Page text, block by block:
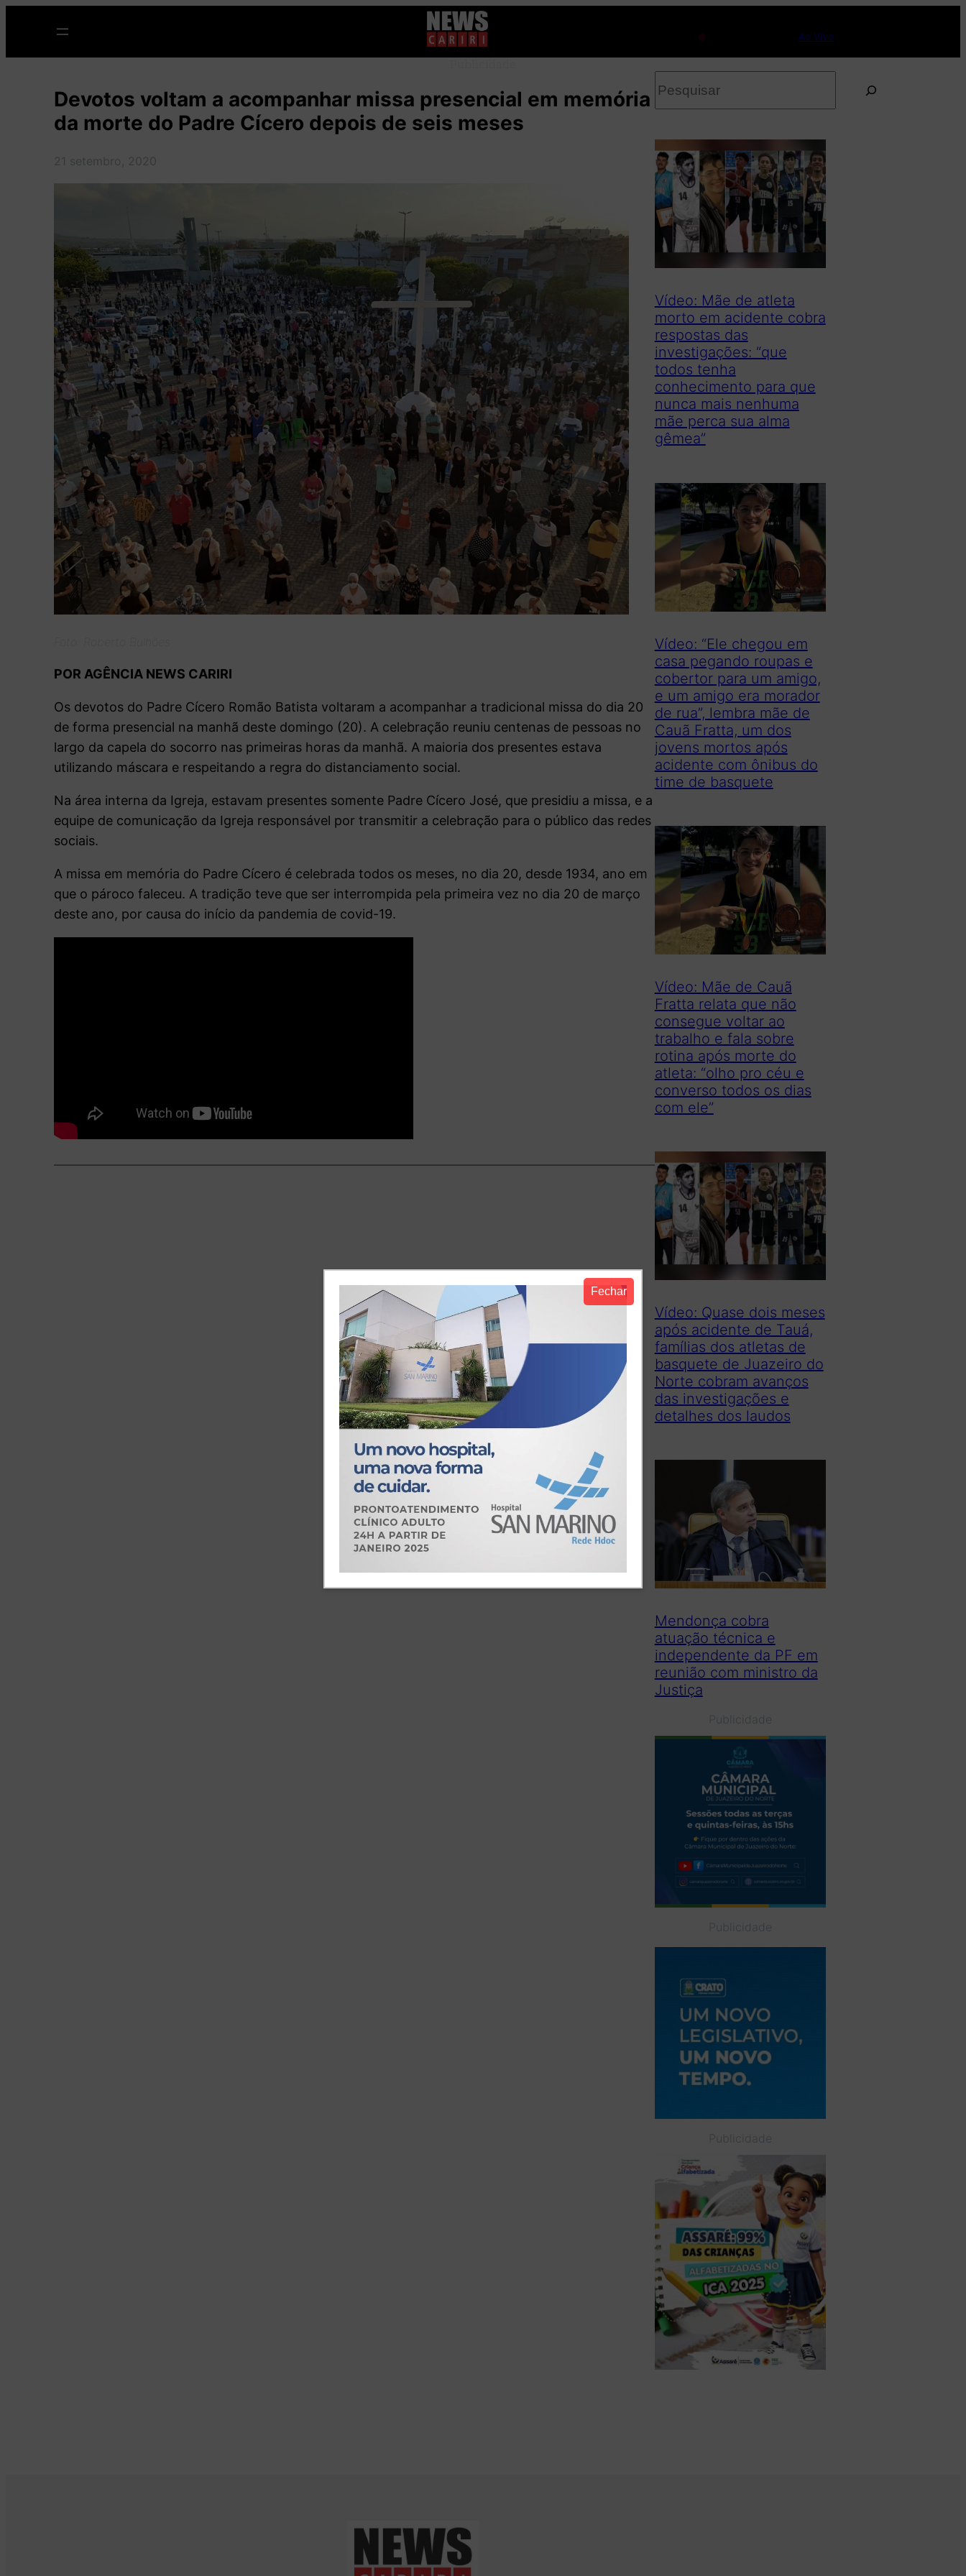
o
Ao Vivo
Fechar
Devotos voltam a acompanhar missa presencial em memória
da morte do Padre Cícero depois de seis meses
21 setembro, 2020
POR AGÊNCIA NEWS CARIRI
Os devotos do Padre Cícero Romão Batista voltaram a acompanhar a tradicional missa do dia 20
de forma presencial na manhã deste domingo (20). A celebração reuniu centenas de pessoas no
largo da capela do socorro nas primeiras horas da manhã. A maioria dos presentes estava
utilizando máscara e respeitando a regra do distanciamento social.
Na área interna da Igreja, estavam presentes somente Padre Cícero José, que presidiu a missa, e a
equipe de comunicação da Igreja responsável por transmitir a celebração para o público das redes
sociais.
A missa em memória do Padre Cícero é celebrada todos os meses, no dia 20, desde 1934, ano em
que o pároco faleceu. A tradição teve que ser interrompida pela primeira vez no dia 20 de março
deste ano, por causa do início da pandemia de covid-19.
u
i
s
a
Vídeo: Mãe de atleta
morto em acidente cobra
respostas das
investigações: “que
todos tenha
conhecimento para que
nunca mais nenhuma
mãe perca sua alma
gêmea”
Vídeo: “Ele chegou em
casa pegando roupas e
cobertor para um amigo,
e um amigo era morador
de rua”, lembra mãe de
Cauã Fratta, um dos
jovens mortos após
acidente com ônibus do
time de basquete
Vídeo: Mãe de Cauã
Fratta relata que não
consegue voltar ao
trabalho e fala sobre
rotina após morte do
atleta: “olho pro céu e
converso todos os dias
com ele”
Vídeo: Quase dois meses
após acidente de Tauá,
famílias dos atletas de
basquete de Juazeiro do
Norte cobram avanços
das investigações e
detalhes dos laudos
Mendonça cobra
atuação técnica e
independente da PF em
reunião com ministro da
Justiça
Publicidade
Publicidade
Publicidade